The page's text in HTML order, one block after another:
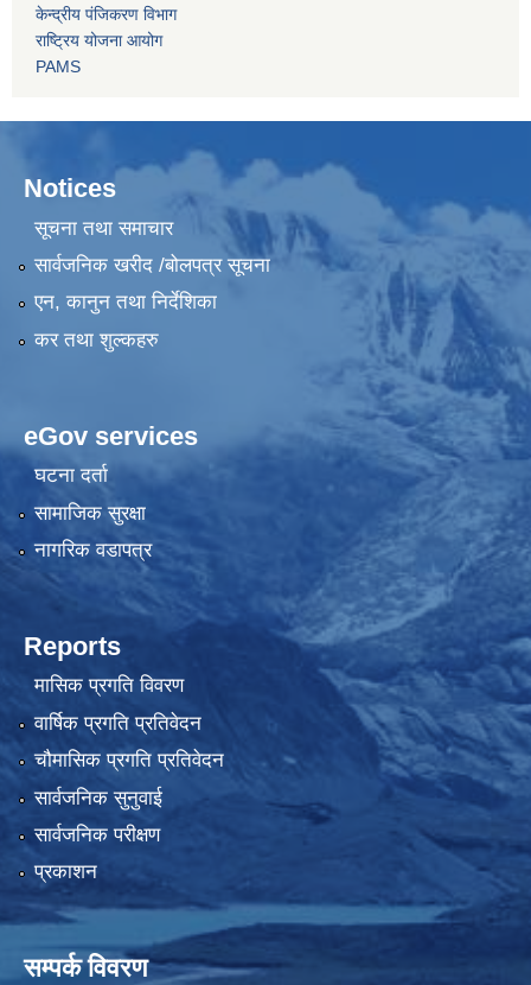
केन्द्रीय पंजिकरण विभाग
राष्ट्रिय योजना आयोग
PAMS
Notices
सूचना तथा समाचार
सार्वजनिक खरीद /बोलपत्र सूचना
एन, कानुन तथा निर्देशिका
कर तथा शुल्कहरु
eGov services
घटना दर्ता
सामाजिक सुरक्षा
नागरिक वडापत्र
Reports
मासिक प्रगति विवरण
वार्षिक प्रगति प्रतिवेदन
चौमासिक प्रगति प्रतिवेदन
सार्वजनिक सुनुवाई
सार्वजनिक परीक्षण
प्रकाशन
सम्पर्क विवरण